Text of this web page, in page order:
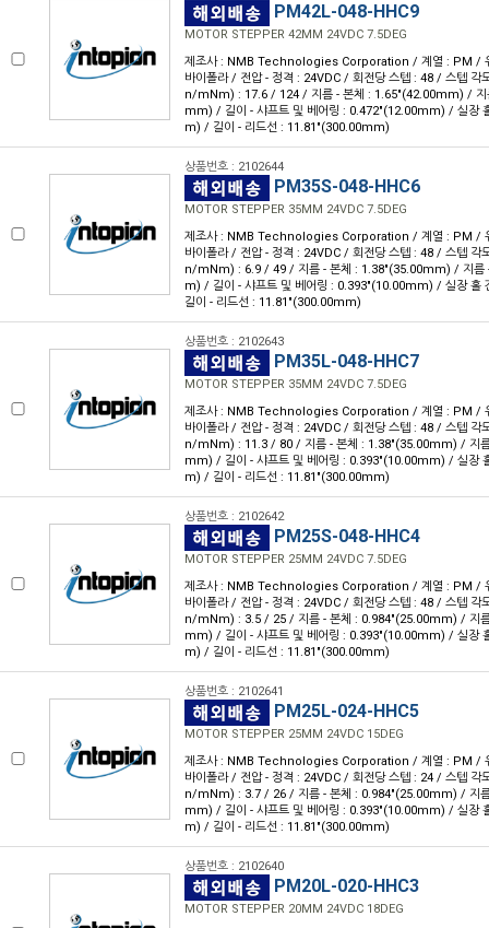
PM42L-048-HHC9
MOTOR STEPPER 42MM 24VDC 7.5DEG
제조사 : NMB Technologies Corporation / 계열 : PM /
바이폴라 / 전압 - 정격 : 24VDC / 회전당 스텝 : 48 / 스텝 각
n/mNm) : 17.6 / 124 / 지름 - 본체 : 1.65"(42.00mm) / 지
mm) / 길이 - 샤프트 및 베어링 : 0.472"(12.00mm) / 실장
m) / 길이 - 리드선 : 11.81"(300.00mm)
상품번호 : 2102644
PM35S-048-HHC6
MOTOR STEPPER 35MM 24VDC 7.5DEG
제조사 : NMB Technologies Corporation / 계열 : PM /
바이폴라 / 전압 - 정격 : 24VDC / 회전당 스텝 : 48 / 스텝 각
n/mNm) : 6.9 / 49 / 지름 - 본체 : 1.38"(35.00mm) / 지름
m) / 길이 - 샤프트 및 베어링 : 0.393"(10.00mm) / 실장
길이 - 리드선 : 11.81"(300.00mm)
상품번호 : 2102643
PM35L-048-HHC7
MOTOR STEPPER 35MM 24VDC 7.5DEG
제조사 : NMB Technologies Corporation / 계열 : PM /
바이폴라 / 전압 - 정격 : 24VDC / 회전당 스텝 : 48 / 스텝 각
n/mNm) : 11.3 / 80 / 지름 - 본체 : 1.38"(35.00mm) / 지
mm) / 길이 - 샤프트 및 베어링 : 0.393"(10.00mm) / 실장
m) / 길이 - 리드선 : 11.81"(300.00mm)
상품번호 : 2102642
PM25S-048-HHC4
MOTOR STEPPER 25MM 24VDC 7.5DEG
제조사 : NMB Technologies Corporation / 계열 : PM /
바이폴라 / 전압 - 정격 : 24VDC / 회전당 스텝 : 48 / 스텝 각
n/mNm) : 3.5 / 25 / 지름 - 본체 : 0.984"(25.00mm) / 지
mm) / 길이 - 샤프트 및 베어링 : 0.393"(10.00mm) / 실장
m) / 길이 - 리드선 : 11.81"(300.00mm)
상품번호 : 2102641
PM25L-024-HHC5
MOTOR STEPPER 25MM 24VDC 15DEG
제조사 : NMB Technologies Corporation / 계열 : PM /
바이폴라 / 전압 - 정격 : 24VDC / 회전당 스텝 : 24 / 스텝 각
n/mNm) : 3.7 / 26 / 지름 - 본체 : 0.984"(25.00mm) / 지
mm) / 길이 - 샤프트 및 베어링 : 0.393"(10.00mm) / 실장
m) / 길이 - 리드선 : 11.81"(300.00mm)
상품번호 : 2102640
PM20L-020-HHC3
MOTOR STEPPER 20MM 24VDC 18DEG